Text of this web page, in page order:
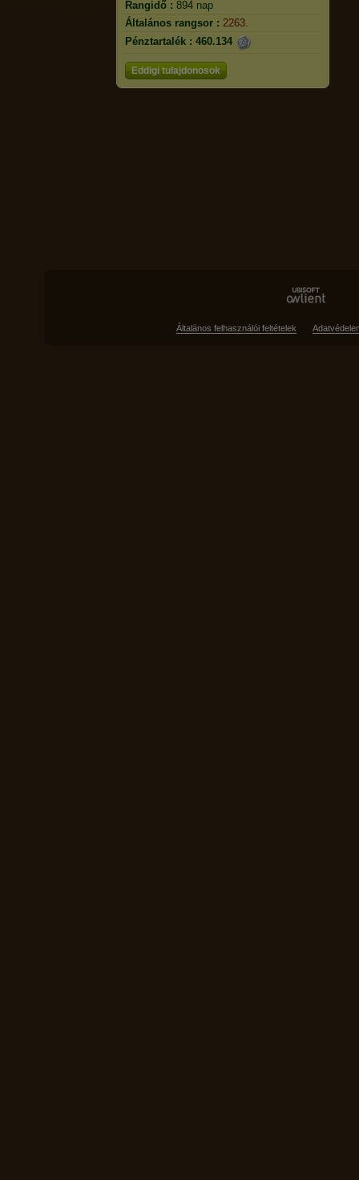
Rangidő : 894 nap
Általános rangsor : 2263.
Pénztartalék : 460.134
Eddigi tulajdonosok
Általános felhasználói feltételek